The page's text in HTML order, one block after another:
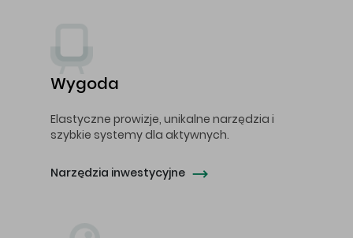
Wygoda
Elastyczne prowizje, unikalne narzędzia i
szybkie systemy dla aktywnych.
Narzędzia inwestycyjne